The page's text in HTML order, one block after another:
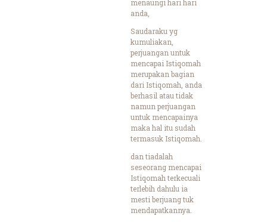
menaungi hari hari
anda,
Saudaraku yg
kumuliakan,
perjuangan untuk
mencapai Istiqomah
merupakan bagian
dari Istiqomah, anda
berhasil atau tidak
namun perjuangan
untuk mencapainya
maka hal itu sudah
termasuk Istiqomah.
dan tiadalah
seseorang mencapai
Istiqomah terkecuali
terlebih dahulu ia
mesti berjuang tuk
mendapatkannya.